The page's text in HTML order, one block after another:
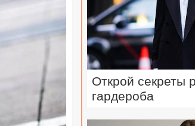
Открой секреты
гардероба